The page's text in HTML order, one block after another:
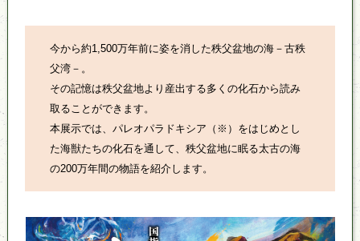
今から約1,500万年前に姿を消した秩父盆地の海－古秩
父湾－。
その記憶は秩父盆地より産出する多くの化石から読み
取ることができます。
本展示では、パレオパラドキシア（※）をはじめとし
た海獣たちの化石を通して、秩父盆地に眠る太古の海
の200万年間の物語を紹介します。